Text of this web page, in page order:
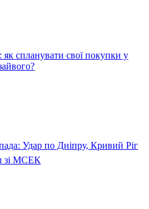
спланувати свої покупки у
Удар по Дніпру, Кривий Ріг
зі МСЕК